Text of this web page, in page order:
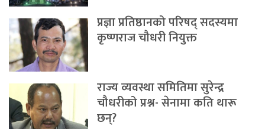
प्रज्ञा प्रतिष्ठानको परिषद् सदस्यमा
कृष्णराज चौधरी नियुक्त
राज्य व्यवस्था समितिमा सुरेन्द्र
चौधरीको प्रश्न- सेनामा कति थारू
छन्?